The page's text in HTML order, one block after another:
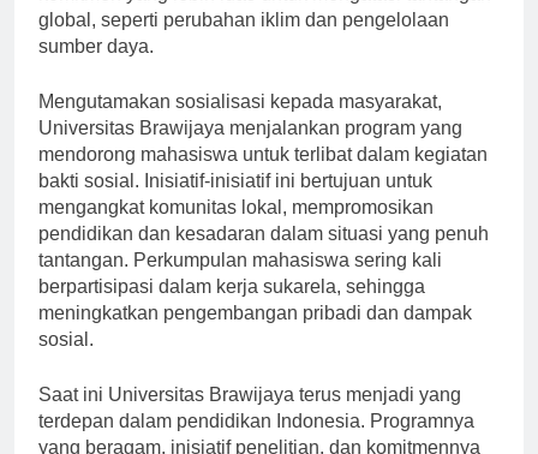
komitmen yang lebih luas untuk mengatasi tantangan
global, seperti perubahan iklim dan pengelolaan
Mengutamakan sosialisasi kepada masyarakat,
Universitas Brawijaya menjalankan program yang
mendorong mahasiswa untuk terlibat dalam kegiatan
bakti sosial. Inisiatif-inisiatif ini bertujuan untuk
mengangkat komunitas lokal, mempromosikan
pendidikan dan kesadaran dalam situasi yang penuh
tantangan. Perkumpulan mahasiswa sering kali
berpartisipasi dalam kerja sukarela, sehingga
meningkatkan pengembangan pribadi dan dampak
Saat ini Universitas Brawijaya terus menjadi yang
terdepan dalam pendidikan Indonesia. Programnya